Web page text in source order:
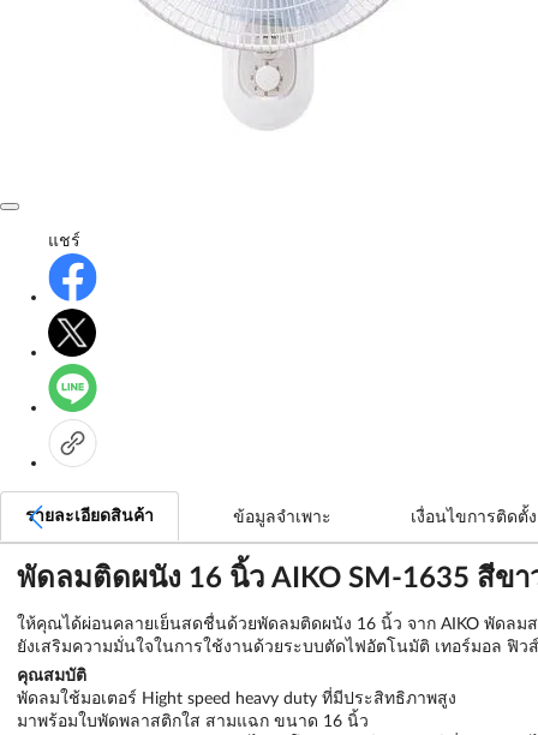
แชร์
รายละเอียดสินค้า ข้อมูลจำเพาะ เงื่อนไขการติดตั้ง
พัดลมติดผนัง 16 นิ้ว AIKO SM-1635 สีขา
ให้คุณได้ผ่อนคลายเย็นสดชื่นด้วยพัดลมติดผนัง 16 นิ้ว จาก AIKO พัดลม
ยังเสริมความมั่นใจในการใช้งานด้วยระบบตัดไฟอัตโนมัติ เทอร์มอล ฟิ
คุณสมบัติ
พัดลมใช้มอเตอร์ Hight speed heavy duty ที่มีประสิทธิภาพสูง
มาพร้อมใบพัดพลาสติกใส สามแฉก ขนาด 16 นิ้ว